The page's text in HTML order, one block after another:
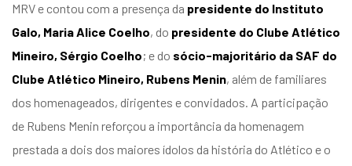
MRV e contou com a presença da presidente do Instituto
Galo, Maria Alice Coelho, do presidente do Clube Atlético
Mineiro, Sérgio Coelho; e do sócio-majoritário da SAF do
Clube Atlético Mineiro, Rubens Menin, além de familiares
dos homenageados, dirigentes e convidados. A participação
de Rubens Menin reforçou a importância da homenagem
prestada a dois dos maiores ídolos da história do Atlético e o